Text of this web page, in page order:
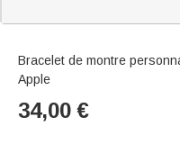
Bracelet de montre
Apple
34,00 €